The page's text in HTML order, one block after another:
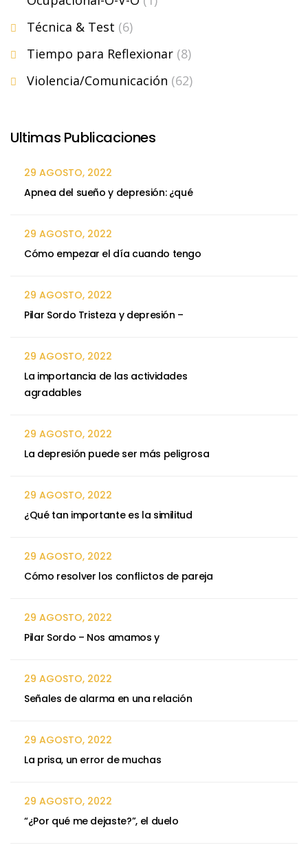
Técnica & Test (6)
Tiempo para Reflexionar (8)
Violencia/Comunicación (62)
Ultimas Publicaciones
29 AGOSTO, 2022
Apnea del sueño y depresión: ¿qué
29 AGOSTO, 2022
Cómo empezar el día cuando tengo
29 AGOSTO, 2022
Pilar Sordo Tristeza y depresión –
29 AGOSTO, 2022
La importancia de las actividades
agradables
29 AGOSTO, 2022
La depresión puede ser más peligrosa
29 AGOSTO, 2022
¿Qué tan importante es la similitud
29 AGOSTO, 2022
Cómo resolver los conflictos de pareja
29 AGOSTO, 2022
Pilar Sordo – Nos amamos y
29 AGOSTO, 2022
Señales de alarma en una relación
29 AGOSTO, 2022
La prisa, un error de muchas
29 AGOSTO, 2022
“¿Por qué me dejaste?”, el duelo